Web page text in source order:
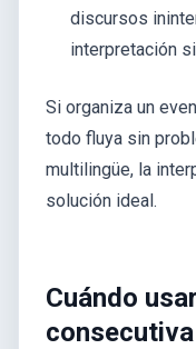
discursos
interpretación
Si organiza un
todo fluya sin
multilingüe, la
solución ideal.
Cuándo
consecutiva